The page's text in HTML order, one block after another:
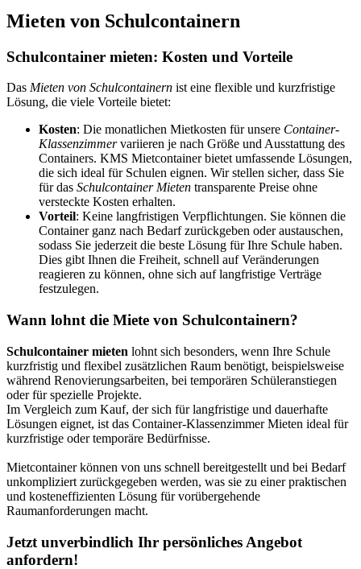
Mieten von Schulcontainern
Schulcontainer mieten: Kosten und Vorteile
Das Mieten von Schulcontainern ist eine flexible und kurzfristige
Lösung, die viele Vorteile bietet:
Kosten: Die monatlichen Mietkosten für unsere Container-
Klassenzimmervariieren je nach Größe und Ausstattung des
Containers. KMS Mietcontainer bietet umfassende Lösungen,
die sich ideal für Schulen eignen. Wir stellen sicher, dass Sie
für das Schulcontainer Mieten transparente Preise ohne
versteckte Kosten erhalten.
Vorteil: Keine langfristigen Verpflichtungen. Sie können die
Container ganz nach Bedarf zurückgeben oder austauschen,
sodass Sie jederzeit die beste Lösung für Ihre Schule haben.
Dies gibt Ihnen die Freiheit, schnell auf Veränderungen
reagieren zu können, ohne sich auf langfristige Verträge
festzulegen.
Wann lohnt die Miete von Schulcontainern?
Schulcontainer mieten lohnt sich besonders, wenn Ihre Schule
kurzfristig und flexibel zusätzlichen Raum benötigt, beispielsweise
während Renovierungsarbeiten, bei temporären Schüleranstiegen
oder für spezielle Projekte.
Im Vergleich zum Kauf, der sich für langfristige und dauerhafte
Lösungen eignet, ist das Container-Klassenzimmer Mieten ideal für
kurzfristige oder temporäre Bedürfnisse.
Mietcontainer können von uns schnell bereitgestellt und bei Bedarf
unkompliziert zurückgegeben werden, was sie zu einer praktischen
und kosteneffizienten Lösung für vorübergehende
Raumanforderungen macht.
Jetzt unverbindlich Ihr persönliches Angebot
anfordern!